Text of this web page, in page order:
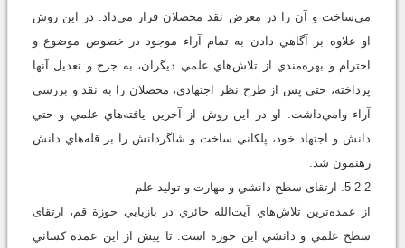
می‌ساخت و آن را در معرض نقد محصلان قرار مي‌داد. در این روش
او علاوه بر آگاهي دادن به تمام آراء موجود در خصوص موضوع و
احترام و بهره‌مندي از تلاش‌هاي علمي ديگران، به جرح و تعديل آنها
پرداخته، حتي پس از طرح نظر اجتهادي، محصلان را به نقد و بررسي
آراء وامي‌داشت. او در اين روش از آخرين يافته‌هاي علمي و حتي
دانش و اجتهاد خود، پلکاني ساخت و شاگردانش را بر قله‌هاي دانش
رهنمون ‌شد.
5-2-2. ارتقای سطح دانشي و مهارت و توليد علم
از عمده‌ترين تلاش‌هاي آيت‌الله حائري در بازيابي حوزة قم، ارتقای
سطح علمي و دانشي اين حوزه است. تا پيش از اين عمده کساني